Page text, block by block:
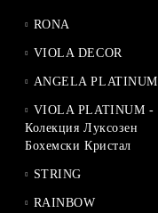
RONA
VIOLA DECOR
ANGELA PLATINUM
VIOLA PLATINUM -
Колекция Луксозен
Бохемски Кристал
STRING
RAINBOW